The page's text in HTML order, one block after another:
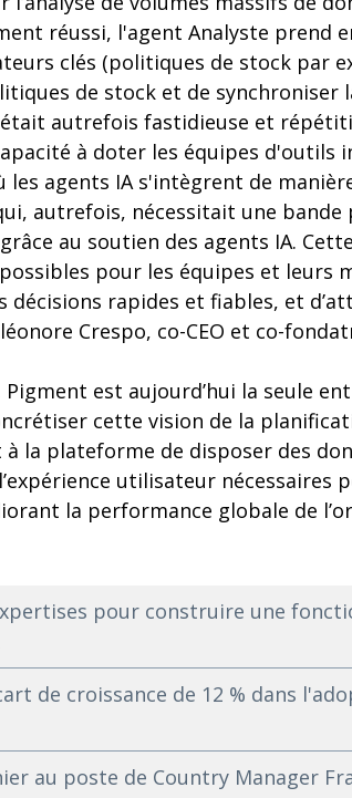
réussi, l'agent Analyste prend
clés (politiques de stock par
de stock et de synchroniser
autrefois fastidieuse et
à doter les équipes d'outils
les agents IA s'intègrent de
autrefois, nécessitait une bande
au soutien des agents IA.
pour les équipes et leurs
rapides et fiables, et
Crespo, co-CEO et co-
Pigment est aujourd’hui la seule
cette vision de la
la plateforme de disposer des
utilisateur nécessaires
la performance globale de
pour construire une
de croissance de 12 % dans
au poste de Country Manager